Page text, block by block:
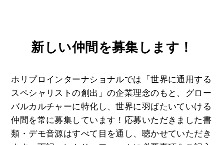
新しい仲間を募集します！
ホリプロインターナショナルでは「世界に通用する
スペシャリストの創出」の企業理念のもと、グロー
バルカルチャーに特化し、世界に羽ばたいていける
仲間を常に募集しています！応募いただきました書
類・デモ⾳源はすべて⽬を通し、聴かせていただき